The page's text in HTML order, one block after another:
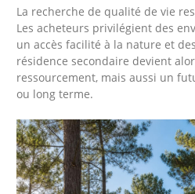
La recherche de qualité de vie
Les acheteurs privilégient des
un accès facilité à la nature et
résidence secondaire devient
ressourcement, mais aussi un
ou long terme.